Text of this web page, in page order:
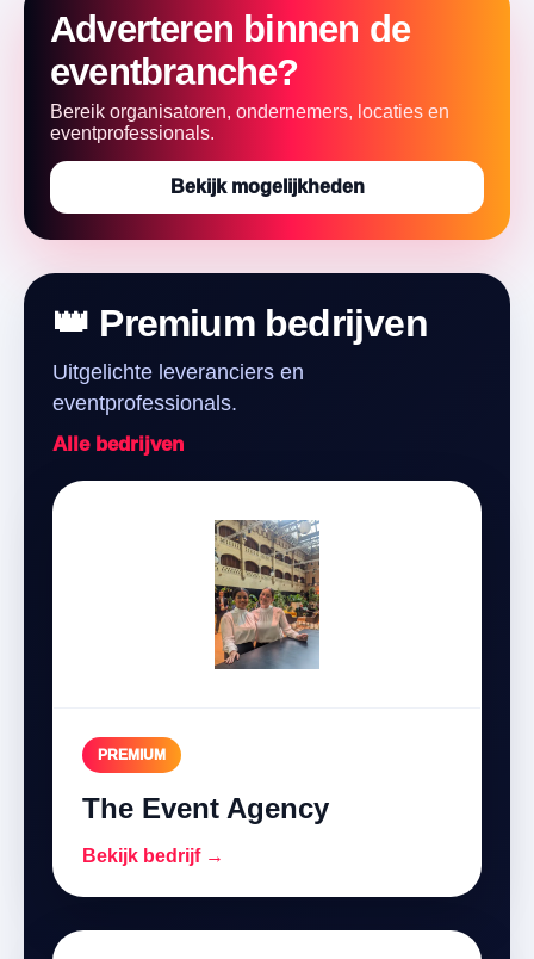
Adverteren binnen de
eventbranche?
Bereik organisatoren, ondernemers, locaties en
eventprofessionals.
Bekijk mogelijkheden
👑 Premium bedrijven
Uitgelichte leveranciers en
eventprofessionals.
Alle bedrijven
PREMIUM
The Event Agency
Bekijk bedrijf →